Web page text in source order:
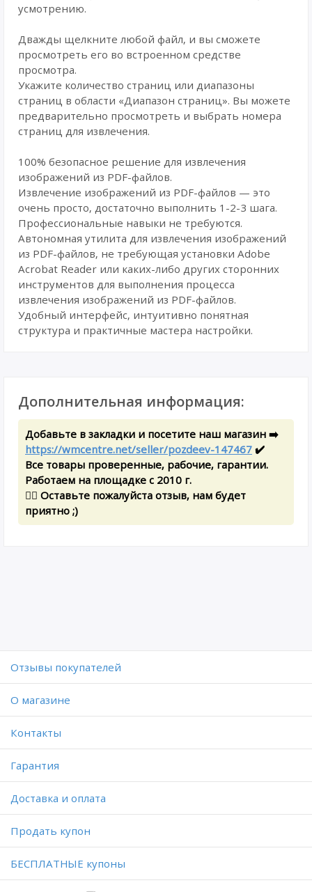
усмотрению.
Дважды щелкните любой файл, и вы сможете
просмотреть его во встроенном средстве
просмотра.
Укажите количество страниц или диапазоны
страниц в области «Диапазон страниц». Вы можете
предварительно просмотреть и выбрать номера
страниц для извлечения.
100% безопасное решение для извлечения
изображений из PDF-файлов.
Извлечение изображений из PDF-файлов — это
очень просто, достаточно выполнить 1-2-3 шага.
Профессиональные навыки не требуются.
Автономная утилита для извлечения изображений
из PDF-файлов, не требующая установки Adobe
Acrobat Reader или каких-либо других сторонних
инструментов для выполнения процесса
извлечения изображений из PDF-файлов.
Удобный интерфейс, интуитивно понятная
структура и практичные мастера настройки.
Дополнительная информация:
Добавьте в закладки и посетите наш магазин ➡️
https://wmcentre.net/seller/pozdeev-147467 ✔️
Все товары проверенные, рабочие, гарантии.
Работаем на площадке с 2010 г.
✍🏻 Оставьте пожалуйста отзыв, нам будет
приятно ;)
Отзывы покупателей
O магазине
Контакты
Гарантия
Доставка и оплата
Продать купон
БЕСПЛАТНЫЕ купоны